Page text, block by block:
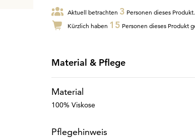
Aktuell betrachten 3 Personen dieses Produkt.
Kürzlich haben 15 Personen dieses Produkt
Material & Pflege
Material
100% Viskose
Pflegehinweis